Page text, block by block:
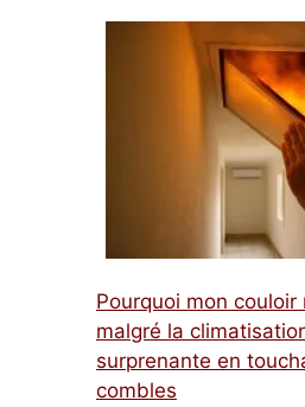
Pourquoi mon
malgré la
surprenante en
combles